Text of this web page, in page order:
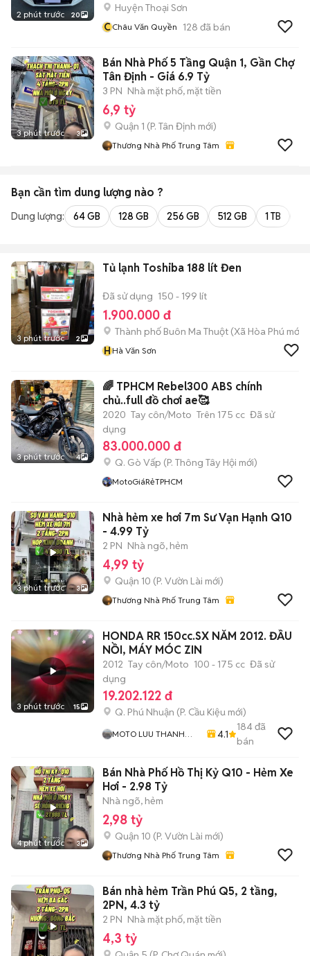
2 phút trước 20
Huyện Thoại Sơn
CChâu Văn Quyền 128 đã bán
3 phút trước 3
Bán Nhà Phố 5 Tầng Quận 1, Gần Chợ
Tân Định - Giá 6.9 Tỷ
3 PN Nhà mặt phố, mặt tiền
6,9 tỷ
Quận 1 (P. Tân Định mới)
Thương Nhà Phố Trung Tâm
Bạn cần tìm dung lượng nào ?
Dung lượng: 64 GB 128 GB 256 GB 512 GB 1 TB
3 phút trước 2
Tủ lạnh Toshiba 188 lít Đen
Đã sử dụng 150 - 199 lít
1.900.000 đ
Thành phố Buôn Ma Thuột (Xã Hòa Phú mới)
HHà Văn Sơn
3 phút trước 4
🌈 TPHCM Rebel300 ABS chính
chủ..full đồ chơi ae🥰
2020 Tay côn/Moto Trên 175 cc Đã sử
dụng
83.000.000 đ
Q. Gò Vấp (P. Thông Tây Hội mới)
MotoGiáRẻTPHCM
3 phút trước 3
Nhà hẻm xe hơi 7m Sư Vạn Hạnh Q10
- 4.99 Tỷ
2 PN Nhà ngõ, hẻm
4,99 tỷ
Quận 10 (P. Vườn Lài mới)
Thương Nhà Phố Trung Tâm
3 phút trước 15
HONDA RR 150cc.SX NĂM 2012. ĐẦU
NỒI, MÁY MÓC ZIN
2012 Tay côn/Moto 100 - 175 cc Đã sử
dụng
19.202.122 đ
Q. Phú Nhuận (P. Cầu Kiệu mới)
MOTO LUU THANH
Hoang Van Thu , PN ,
TPHCM
4.1
184đã
bán
4 phút trước 3
Bán Nhà Phố Hồ Thị Kỷ Q10 - Hẻm Xe
Hơi - 2.98 Tỷ
Nhà ngõ, hẻm
2,98 tỷ
Quận 10 (P. Vườn Lài mới)
Thương Nhà Phố Trung Tâm
Bán nhà hẻm Trần Phú Q5, 2 tầng,
2PN, 4.3 tỷ
2 PN Nhà mặt phố, mặt tiền
4,3 tỷ